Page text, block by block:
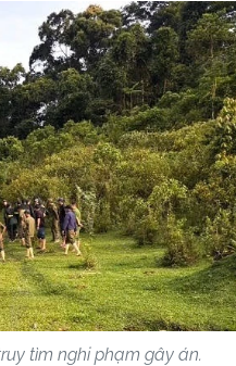
tìm nghi phạm gây án.